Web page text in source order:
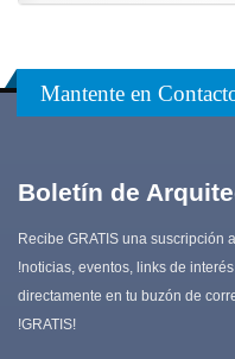
Mantente en
Boletín de
Recibe GRATIS una suscripción
!noticias, eventos, links de
directamente en tu buzón de
!GRATIS!